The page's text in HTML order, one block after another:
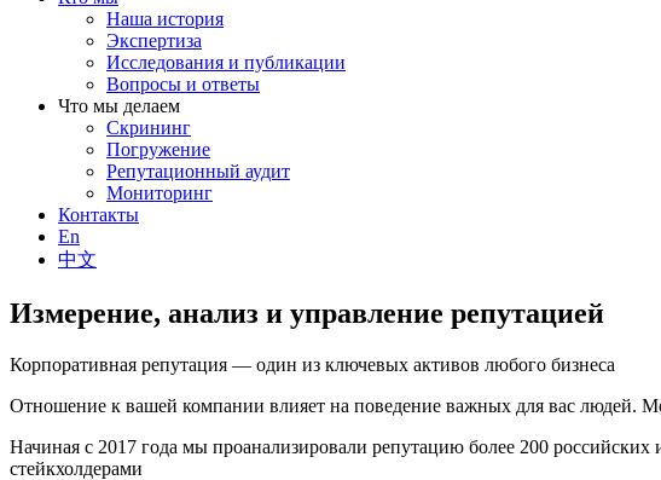
Наша история
Экспертиза
Исследования и публикации
Вопросы и ответы
Что мы делаем
Скрининг
Погружение
Репутационный аудит
Мониторинг
Контакты
En
中文
Измерение, анализ и управление репутацией
Корпоративная репутация — один из ключевых активов любого бизнеса
Отношение к вашей компании влияет на поведение важных для вас людей.
Начиная с 2017 года мы проанализировали репутацию более 200
стейкхолдерами